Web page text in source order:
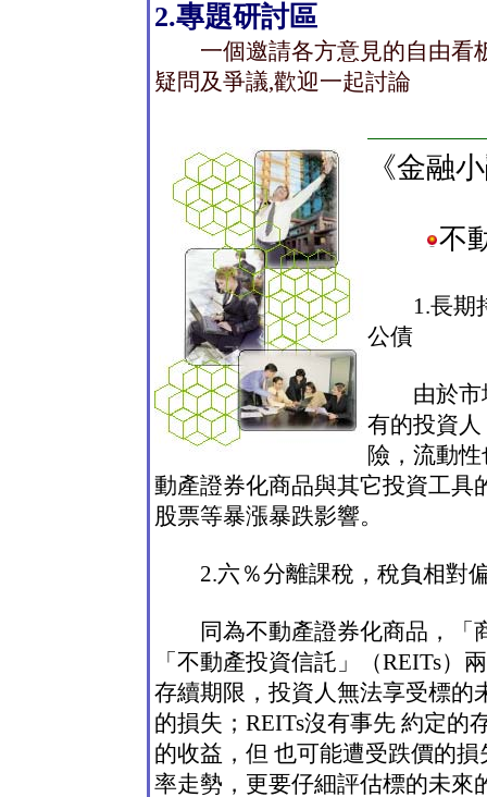
2.專題研討區
一個邀請各方意見的自由看
疑問及爭議,歡迎一起討論
《金融
不
1.長期持
公債
由於市場
有的投資
險，流動
動產證券化商品與其它投資工具
股票等暴漲暴跌影響。
2.六％分離課稅，稅負相對
同為不動產證券化商品，「
「不動產投資信託」（REITs）
存續期限，投資人無法享受標的
的損失；REITs沒有事先 約定的
的收益，但 也可能遭受跌價的
率走勢，更要仔細評估標的未來